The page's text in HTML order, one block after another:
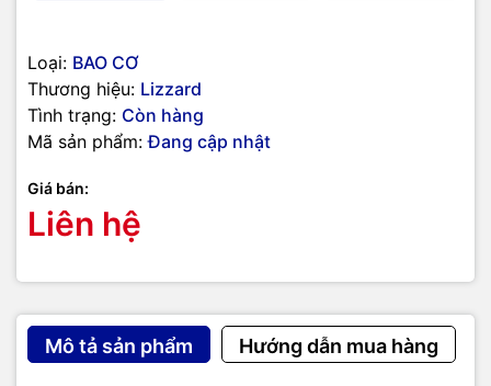
Loại: BAO CƠ
Thương hiệu: Lizzard
Tình trạng: Còn hàng
Mã sản phẩm: Đang cập nhật
Giá bán:
Liên hệ
Mô tả sản phẩm Hướng dẫn mua hàng